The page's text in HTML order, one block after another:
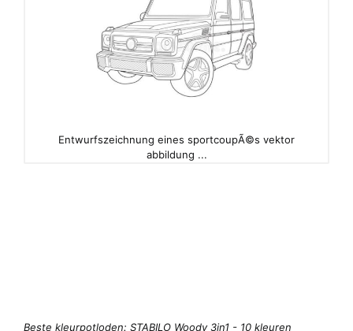
Entwurfszeichnung eines sportcoupÃ©s vektor
abbildung ...
Beste kleurpotloden: STABILO Woody 3in1 - 10 kleuren